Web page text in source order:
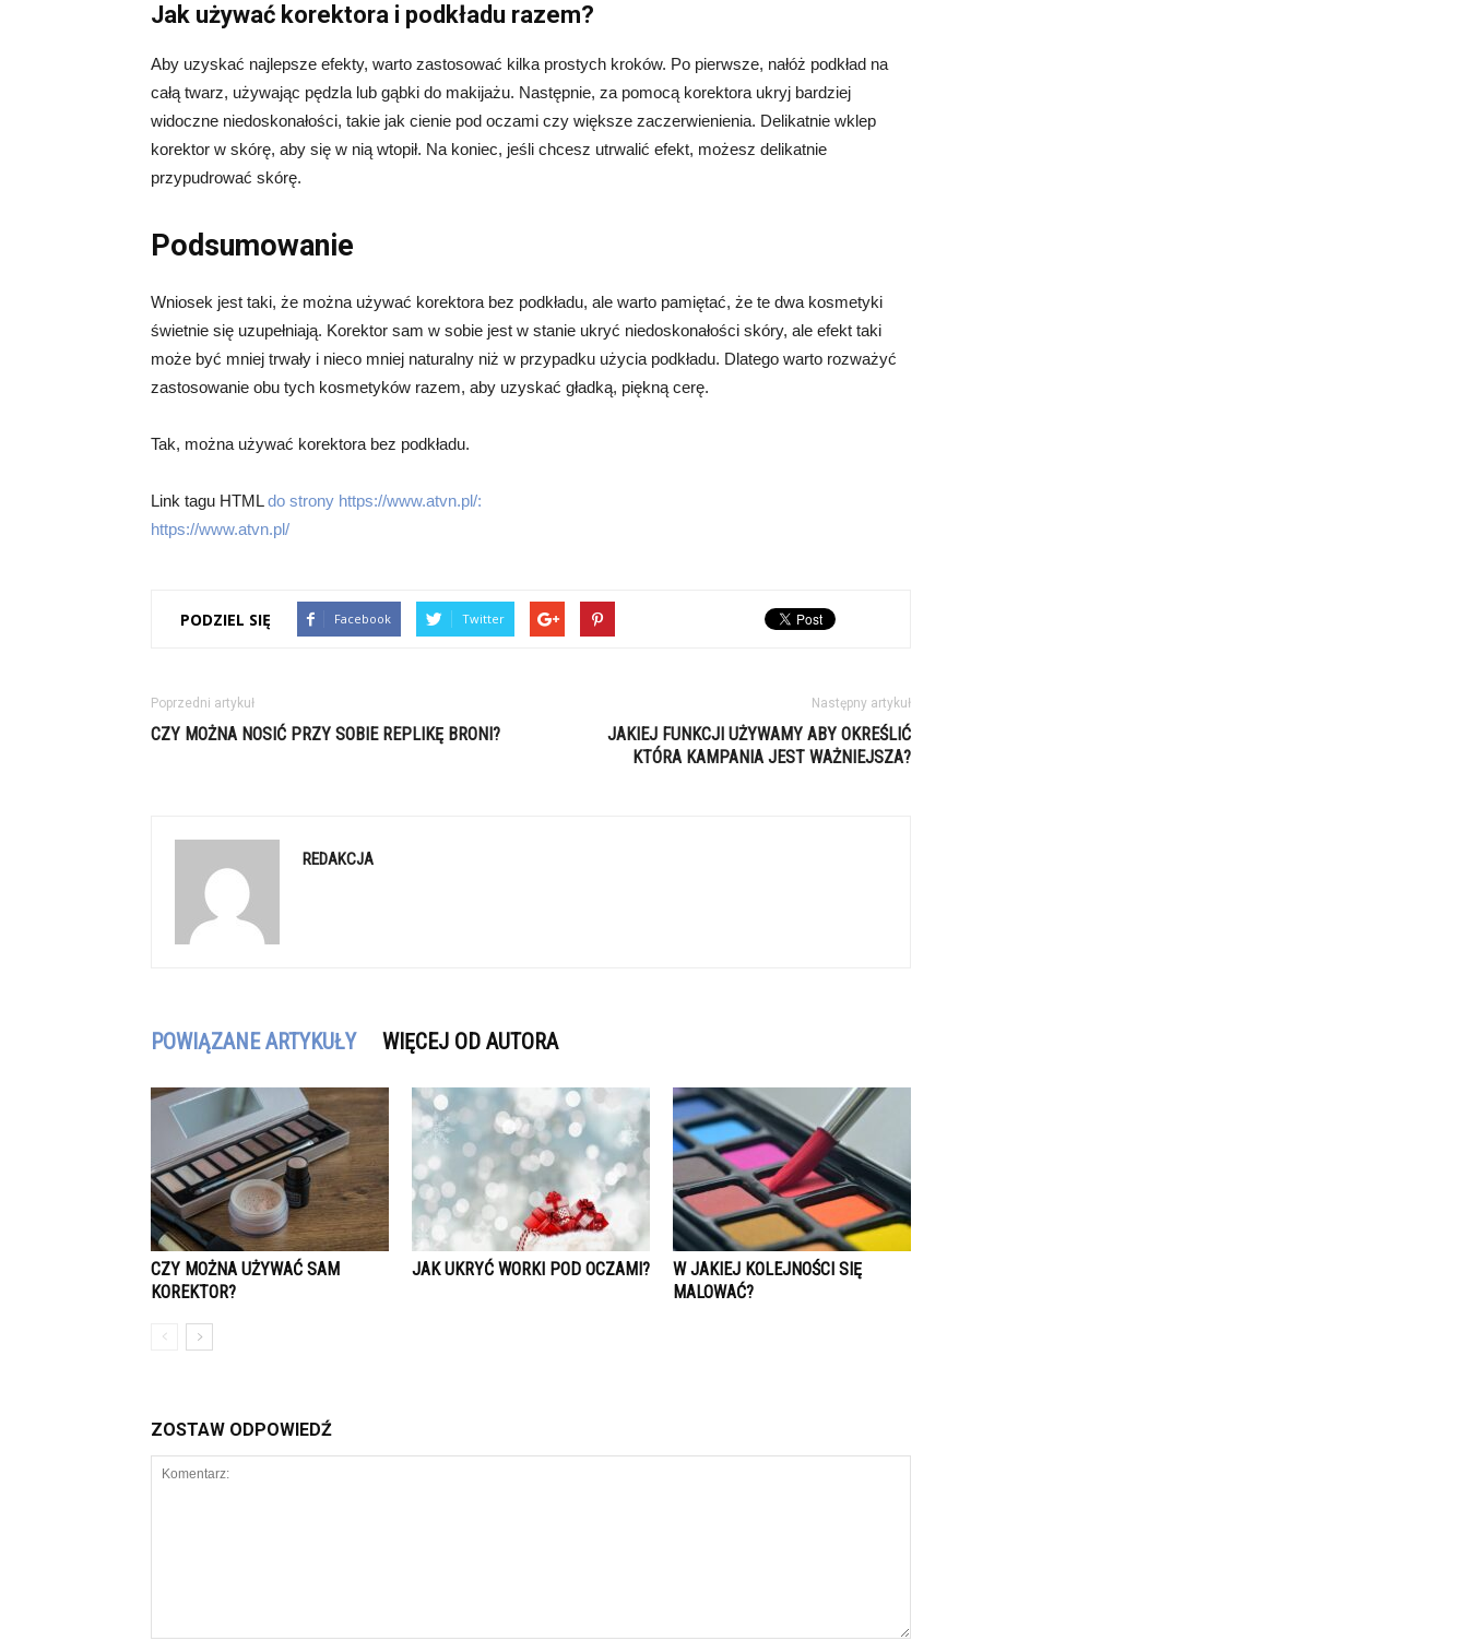
Jak używać korektora i podkładu razem?
Aby uzyskać najlepsze efekty, warto zastosować kilka prostych kroków. Po pierwsze, nałóż podkład na
całą twarz, używając pędzla lub gąbki do makijażu. Następnie, za pomocą korektora ukryj bardziej
widoczne niedoskonałości, takie jak cienie pod oczami czy większe zaczerwienienia. Delikatnie wklep
korektor w skórę, aby się w nią wtopił. Na koniec, jeśli chcesz utrwalić efekt, możesz delikatnie
przypudrować skórę.
Podsumowanie
Wniosek jest taki, że można używać korektora bez podkładu, ale warto pamiętać, że te dwa kosmetyki
świetnie się uzupełniają. Korektor sam w sobie jest w stanie ukryć niedoskonałości skóry, ale efekt taki
może być mniej trwały i nieco mniej naturalny niż w przypadku użycia podkładu. Dlatego warto rozważyć
zastosowanie obu tych kosmetyków razem, aby uzyskać gładką, piękną cerę.
Tak, można używać korektora bez podkładu.
Link tagu HTMLdo strony https://www.atvn.pl/:
https://www.atvn.pl/
PODZIEL SIĘ Facebook Twitter
Poprzedni artykuł
CZY MOŻNA NOSIĆ PRZY SOBIE REPLIKĘ BRONI?
Następny artykuł
JAKIEJ FUNKCJI UŻYWAMY ABY OKREŚLIĆ
KTÓRA KAMPANIA JEST WAŻNIEJSZA?
REDAKCJA
POWIĄZANE ARTYKUŁY WIĘCEJ OD AUTORA
CZY MOŻNA UŻYWAĆ SAM
KOREKTOR?
JAK UKRYĆ WORKI POD OCZAMI?
W JAKIEJ KOLEJNOŚCI SIĘ
MALOWAĆ?
ZOSTAW ODPOWIEDŹ